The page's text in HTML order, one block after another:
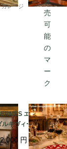
ガレージ
エルメス “ガ
ルキヴィール” デザ
トプレート 21cm 赤
何学模様
円